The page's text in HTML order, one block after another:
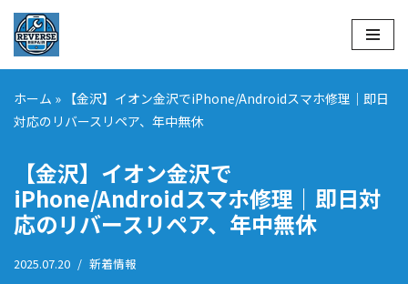
コ
ン
テ
ン
ス
キ
ッ
ホーム » 【金沢】イオン金沢でiPhone/Androidスマホ修理｜即日
対応のリバースリペア、年中無休
【金沢】イオン金沢で
iPhone/Androidスマホ修理｜即日対
応のリバースリペア、年中無休
2025.07.20 新着情報